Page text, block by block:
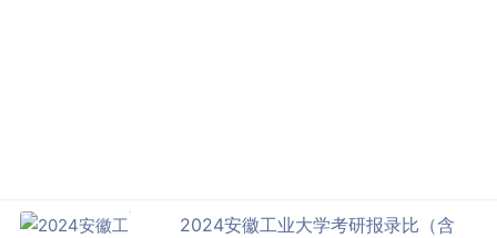
2024安徽工业大学考研报录比（含